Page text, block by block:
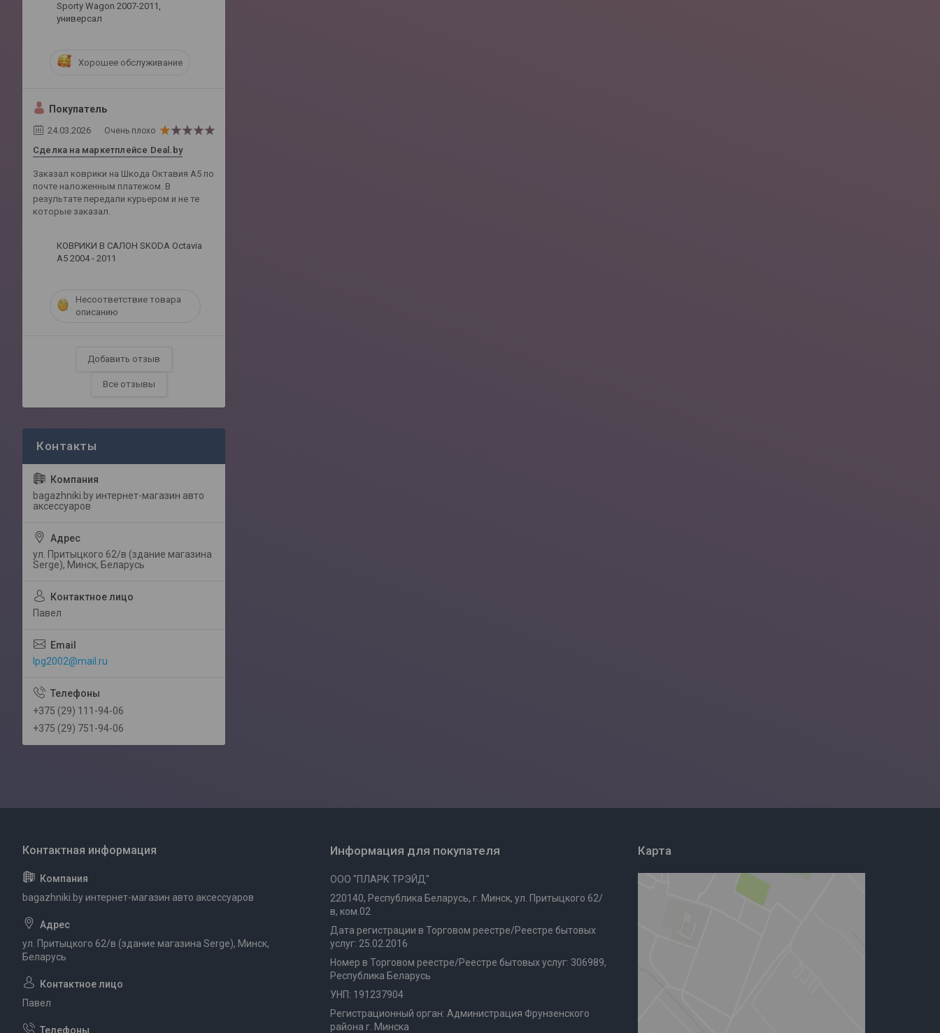
Sporty Wagon 2007-2011,
универсал
Хорошее обслуживание
Покупатель
24.03.2026 Очень плохо
Сделка на маркетплейсе Deal.by
Заказал коврики на Шкода Октавия А5 по
почте наложенным платежом. В
результате передали курьером и не те
которые заказал.
КОВРИКИ В САЛОН SKODA Octavia
A5 2004 - 2011
Несоответствие товара
описанию
Добавить отзыв
Все отзывы
bagazhniki.by интернет-магазин авто
аксессуаров
ул. Притыцкого 62/в (здание магазина
Serge), Минск, Беларусь
Павел
lpg2002@mail.ru
+375 (29) 111-94-06
+375 (29) 751-94-06
bagazhniki.by интернет-магазин авто аксессуаров
ул. Притыцкого 62/в (здание магазина Serge), Минск,
Беларусь
Павел
Информация для покупателя
ООО "ПЛАРК ТРЭЙД"
220140, Республика Беларусь, г. Минск, ул. Притыцкого 62/
в, ком.02
Дата регистрации в Торговом реестре/Реестре бытовых
услуг: 25.02.2016
Номер в Торговом реестре/Реестре бытовых услуг: 306989,
Республика Беларусь
УНП: 191237904
Регистрационный орган: Администрация Фрунзенского
района г. Минска
Карта